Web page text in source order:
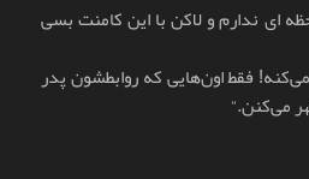
ای ندارم و لاکن با این کامنت بسی
فقط اون‌هایی که روابطشون پدر
می‌کنن.”